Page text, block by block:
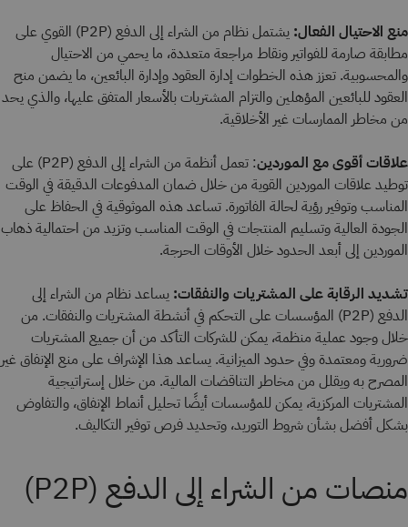
منع الاحتيال الفعال:
يشتمل نظام من الشراء إلى الدفع (P2P) القوي على
مطابقة صارمة للفواتير ونقاط مراجعة متعددة، ما يحمي من الاحتيال
والمحسوبية. تعزز هذه الخطوات إدارة العقود وإدارة البائعين، ما يضمن منح
العقود للبائعين المؤهلين والتزام المشتريات بالأسعار المتفق عليها، والذي يحد
من مخاطر الممارسات غير الأخلاقية.
علاقات أقوى مع الموردين
: تعمل أنظمة من الشراء إلى الدفع (P2P) على
توطيد علاقات الموردين القوية من خلال ضمان المدفوعات الدقيقة في الوقت
المناسب وتوفير رؤية لحالة الفاتورة. تساعد هذه الموثوقية في الحفاظ على
الجودة العالية وتسليم المنتجات في الوقت المناسب وتزيد من احتمالية ذهاب
الموردين إلى أبعد الحدود خلال الأوقات الحرجة.
تشديد الرقابة على المشتريات والنفقات: يساعد نظام من الشراء إلى
الدفع (P2P) المؤسسات على التحكم في أنشطة المشتريات والنفقات. من
خلال وجود عملية منظمة، يمكن للشركات التأكد من أن جميع المشتريات
ضرورية ومعتمدة وفي حدود الميزانية. يساعد هذا الإشراف على منع الإنفاق غير
المصرح به ويقلل من مخاطر التناقضات المالية. من خلال إستراتيجية
المشتريات المركزية، يمكن للمؤسسات أيضًا تحليل أنماط الإنفاق، والتفاوض
بشكل أفضل بشأن شروط التوريد، وتحديد فرص توفير التكاليف.
منصات من الشراء إلى الدفع (P2P)